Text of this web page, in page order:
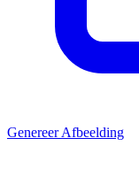
Genereer Afbeelding